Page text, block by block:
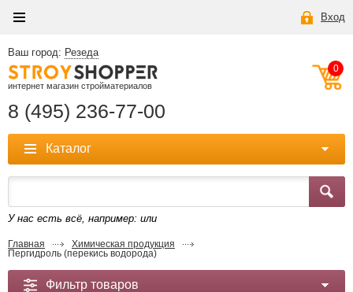
Вход
Ваш город: Резеда
интернет магазин стройматериалов
8 (495) 236-77-00
0
Каталог
У нас есть всё, например: или
Главная
Химическая продукция
Пергидроль (перекись водорода)
Фильтр товаров